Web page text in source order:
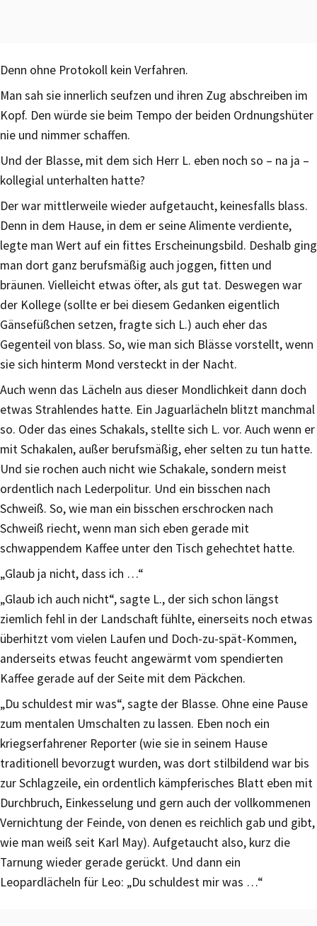
Denn ohne Protokoll kein Verfahren.
Man sah sie innerlich seufzen und ihren Zug abschreiben im
Kopf. Den würde sie beim Tempo der beiden Ordnungshüter
nie und nimmer schaffen.
Und der Blasse, mit dem sich Herr L. eben noch so – na ja –
kollegial unterhalten hatte?
Der war mittlerweile wieder aufgetaucht, keinesfalls blass.
Denn in dem Hause, in dem er seine Alimente verdiente,
legte man Wert auf ein fittes Erscheinungsbild. Deshalb ging
man dort ganz berufsmäßig auch joggen, fitten und
bräunen. Vielleicht etwas öfter, als gut tat. Deswegen war
der Kollege (sollte er bei diesem Gedanken eigentlich
Gänsefüßchen setzen, fragte sich L.) auch eher das
Gegenteil von blass. So, wie man sich Blässe vorstellt, wenn
sie sich hinterm Mond versteckt in der Nacht.
Auch wenn das Lächeln aus dieser Mondlichkeit dann doch
etwas Strahlendes hatte. Ein Jaguarlächeln blitzt manchmal
so. Oder das eines Schakals, stellte sich L. vor. Auch wenn er
mit Schakalen, außer berufsmäßig, eher selten zu tun hatte.
Und sie rochen auch nicht wie Schakale, sondern meist
ordentlich nach Lederpolitur. Und ein bisschen nach
Schweiß. So, wie man ein bisschen erschrocken nach
Schweiß riecht, wenn man sich eben gerade mit
schwappendem Kaffee unter den Tisch gehechtet hatte.
„Glaub ja nicht, dass ich …“
„Glaub ich auch nicht“, sagte L., der sich schon längst
ziemlich fehl in der Landschaft fühlte, einerseits noch etwas
überhitzt vom vielen Laufen und Doch-zu-spät-Kommen,
anderseits etwas feucht angewärmt vom spendierten
Kaffee gerade auf der Seite mit dem Päckchen.
„Du schuldest mir was“, sagte der Blasse. Ohne eine Pause
zum mentalen Umschalten zu lassen. Eben noch ein
kriegserfahrener Reporter (wie sie in seinem Hause
traditionell bevorzugt wurden, was dort stilbildend war bis
zur Schlagzeile, ein ordentlich kämpferisches Blatt eben mit
Durchbruch, Einkesselung und gern auch der vollkommenen
Vernichtung der Feinde, von denen es reichlich gab und gibt,
wie man weiß seit Karl May). Aufgetaucht also, kurz die
Tarnung wieder gerade gerückt. Und dann ein
Leopardlächeln für Leo: „Du schuldest mir was …“